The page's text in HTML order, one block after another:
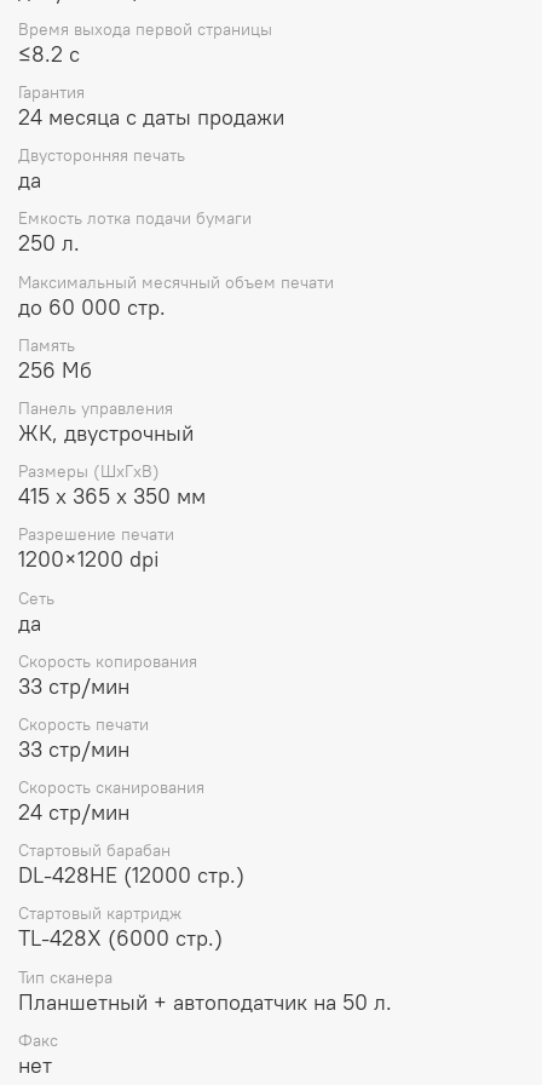
Время выхода первой страницы
≤8.2 с
Гарантия
24 месяца с даты продажи
Двусторонняя печать
да
Емкость лотка подачи бумаги
250 л.
Максимальный месячный объем печати
до 60 000 стр.
Память
256 Мб
Панель управления
ЖК, двустрочный
Размеры (ШxГxВ)
415 x 365 x 350 мм
Разрешение печати
1200×1200 dpi
Сеть
да
Скорость копирования
33 стр/мин
Скорость печати
33 стр/мин
Скорость сканирования
24 стр/мин
Стартовый барабан
DL-428HE (12000 стр.)
Стартовый картридж
TL-428X (6000 стр.)
Тип сканера
Планшетный + автоподатчик на 50 л.
Факс
нет